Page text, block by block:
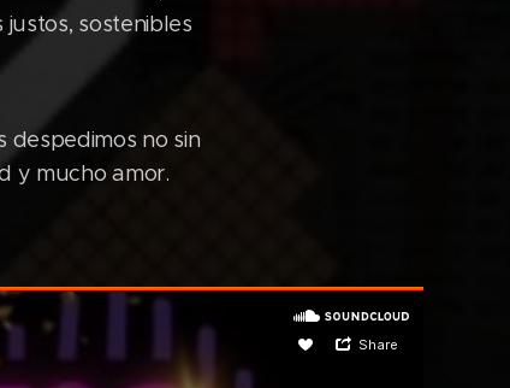
sostenibles
despedimos no sin
y mucho amor.